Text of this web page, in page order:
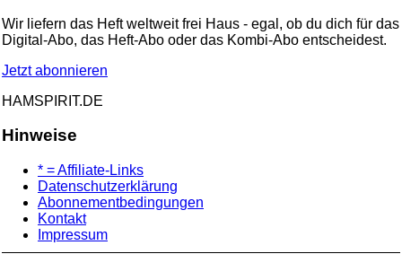
Wir liefern das Heft weltweit frei Haus - egal, ob du dich für das
Digital-Abo, das Heft-Abo oder das Kombi-Abo entscheidest.
Jetzt abonnieren
HAMSPIRIT.DE
Hinweise
* = Affiliate-Links
Datenschutzerklärung
Abonnementbedingungen
Kontakt
Impressum